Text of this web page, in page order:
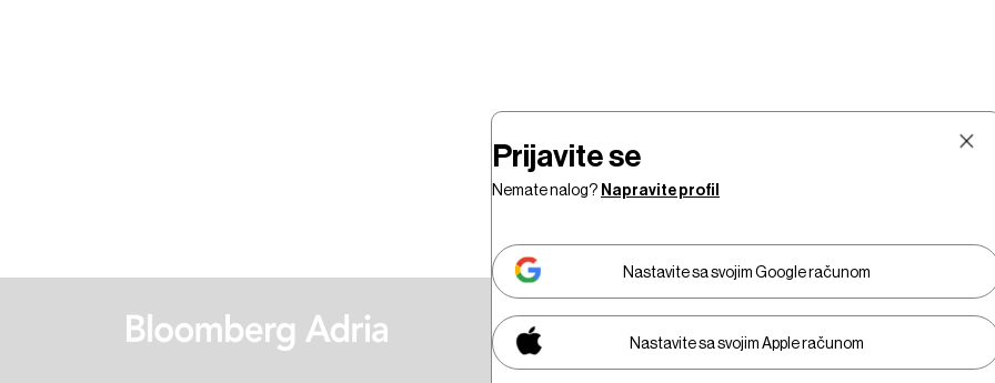
Prijavite se
Nemate nalog? Napravite profil
Nastavite sa svojim Google računom
Nastavite sa svojim Apple računom